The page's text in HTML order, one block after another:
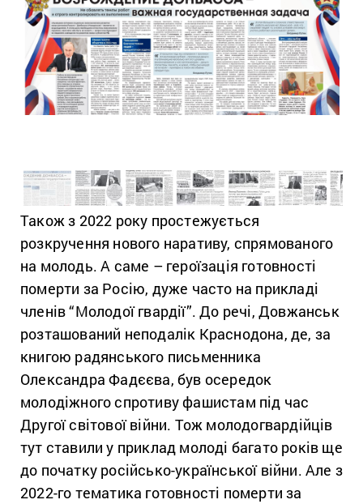
Також з 2022 року простежується
розкручення нового наративу, спрямованого
на молодь. А саме – героїзація готовності
померти за Росію, дуже часто на прикладі
членів “Молодої гвардії”. До речі, Довжанськ
розташований неподалік Краснодона, де, за
книгою радянського письменника
Олександра Фадєєва, був осередок
молодіжного спротиву фашистам під час
Другої світової війни. Тож молодогвардійців
тут ставили у приклад молоді багато років ще
до початку російсько-української війни. Але з
2022-го тематика готовності померти за